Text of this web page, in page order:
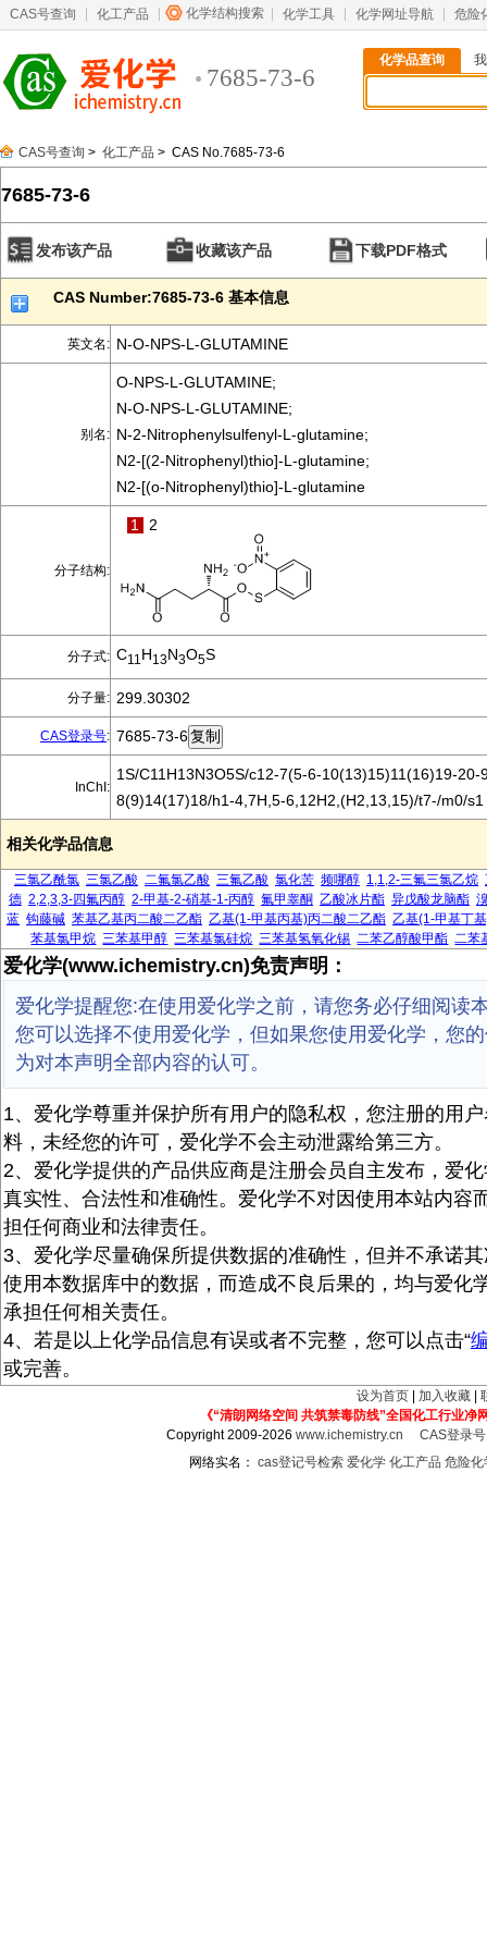
CAS号查询 化工产品 化学结构搜索 化学工具 化学网址导航 危险
7685-73-6
化学品查询
CAS号查询 > 化工产品 > CAS No.7685-73-6
7685-73-6
发布该产品 收藏该产品 下载PDF格式
CAS Number:7685-73-6 基本信息
英文名: N-O-NPS-L-GLUTAMINE
别名:
O-NPS-L-GLUTAMINE;
N-O-NPS-L-GLUTAMINE;
N-2-Nitrophenylsulfenyl-L-glutamine;
N2-[(2-Nitrophenyl)thio]-L-glutamine;
N2-[(o-Nitrophenyl)thio]-L-glutamine
分子结构:
1 2
分子式: C11 H13N3O5S
分子量: 299.30302
CAS登录号: 7685-73-6
InChI:
1S/C11H13N3O5S/c12-7(5-6-10(13)15)11(16)19-20-
8(9)14(17)18/h1-4,7H,5-6,12H2,(H2,13,15)/t7-/m0/s1
相关化学品信息
三氯乙酰氯 三氯乙酸 二氟氯乙酸 三氟乙酸 氯化苦 频哪醇 1,1,2-三氟三氯乙烷
德 2,2,3,3-四氟丙醇 2-甲基-2-硝基-1-丙醇 氟甲睾酮 乙酸冰片酯 异戊酸龙脑酯
蓝 钩藤碱 苯基乙基丙二酸二乙酯 乙基(1-甲基丙基)丙二酸二乙酯 乙基(1-甲基丁
苯基氯甲烷 三苯基甲醇 三苯基氯硅烷 三苯基氢氧化锡 二苯乙醇酸甲酯 二苯
爱化学(www.ichemistry.cn)免责声明：
爱化学提醒您:在使用爱化学之前，请您务必仔细阅读
您可以选择不使用爱化学，但如果您使用爱化学，您
为对本声明全部内容的认可。
1、爱化学尊重并保护所有用户的隐私权，您注册的用
料，未经您的许可，爱化学不会主动泄露给第三方。
2、爱化学提供的产品供应商是注册会员自主发布，爱
真实性、合法性和准确性。爱化学不对因使用本站内容
担任何商业和法律责任。
3、爱化学尽量确保所提供数据的准确性，但并不承诺
使用本数据库中的数据，而造成不良后果的，均与爱化
承担任何相关责任。
4、若是以上化学品信息有误或者不完整，您可以点击“
或完善。
设为首页 加入收藏
《“清朗网络空间 共筑禁毒防线”全国化工行业净
Copyright 2009-2026www.ichemistry.cn
CAS登录
网络实名： cas登记号检索 爱化学 化工产品 危险化